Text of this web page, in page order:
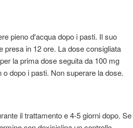
pieno d'acqua dopo i pasti. Il suo
presa in 12 ore. La dose consigliata
la prima dose seguita da 100 mg
dopo i pasti. Non superare la dose.
il trattamento e 4-5 giorni dopo. Se